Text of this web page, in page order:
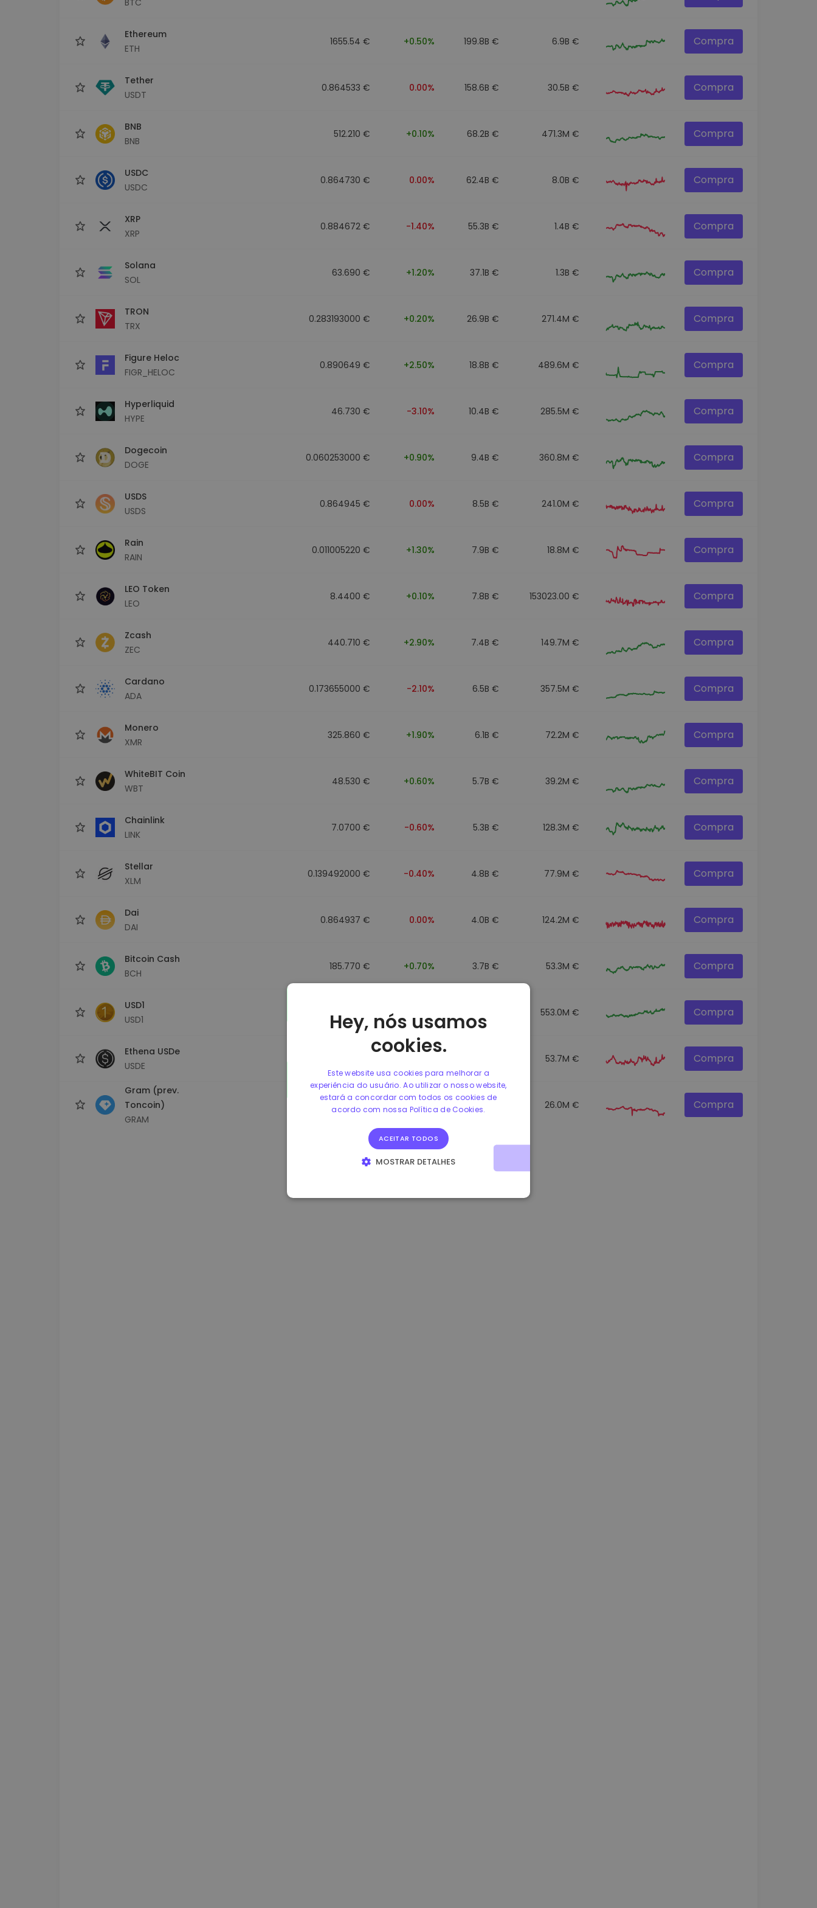
Ethereum
ETH
1655.54 € +0.50% 199.8B € 6.9B € Compra
Tether
USDT
0.864533 € 0.00% 158.6B € 30.5B € Compra
BNB
BNB
512.210 € +0.10% 68.2B € 471.3M € Compra
USDC
USDC
0.864730 € 0.00% 62.4B € 8.0B € Compra
XRP
XRP
0.884672 € -1.40% 55.3B € 1.4B € Compra
Solana
SOL
63.690 € +1.20% 37.1B € 1.3B € Compra
TRON
TRX
0.283193000 € +0.20% 26.9B € 271.4M € Compra
Figure Heloc
FIGR_HELOC
0.890649 € +2.50% 18.8B € 489.6M € Compra
Hyperliquid
HYPE
46.730 € -3.10% 10.4B € 285.5M € Compra
Dogecoin
DOGE
0.060253000 € +0.90% 9.4B € 360.8M € Compra
USDS
USDS
0.864945 € 0.00% 8.5B € 241.0M € Compra
Rain
RAIN
0.011005220 € +1.30% 7.9B € 18.8M € Compra
LEO Token
LEO
8.4400 € +0.10% 7.8B € 153023.00 € Compra
Zcash
ZEC
440.710 € +2.90% 7.4B € 149.7M € Compra
Cardano
ADA
0.173655000 € -2.10% 6.5B € 357.5M € Compra
Monero
XMR
325.860 € +1.90% 6.1B € 72.2M € Compra
WhiteBIT Coin
WBT
48.530 € +0.60% 5.7B € 39.2M € Compra
Chainlink
LINK
7.0700 € -0.60% 5.3B € 128.3M € Compra
Stellar
XLM
0.139492000 € -0.40% 4.8B € 77.9M € Compra
Dai
DAI
0.864937 € 0.00% 4.0B € 124.2M € Compra
Bitcoin Cash
BCH
185.770 € +0.70% 3.7B € 53.3M € Compra
USD1
USD1
553.0M € Compra
Ethena USDe
USDE
53.7M € Compra
Gram (prev.
Toncoin)
GRAM
1.170000 € -1.80% 3.2B € 26.0M € Compra
Hey, nós usamos
cookies.
Este website usa cookies para melhorar a
experiência do usuário. Ao utilizar o nosso website,
estará a concordar com todos os cookies de
acordo com nossa Política de Cookies.
ACEITAR TODOS
MOSTRAR DETALHES